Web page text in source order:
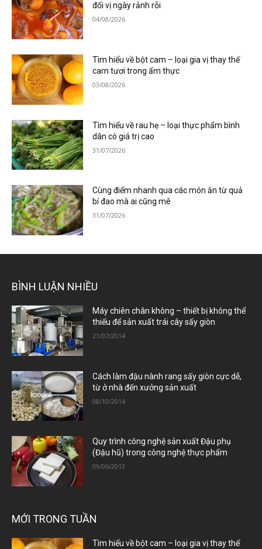
đổi vị ngày rảnh rỗi
04/08/2026
Tìm hiểu về bột cam – loại gia vị thay thế
cam tươi trong ẩm thực
03/08/2026
Tìm hiểu về rau hẹ – loại thực phẩm bình
dân có giá trị cao
31/07/2026
Cùng điểm nhanh qua các món ăn từ quả
bí đao mà ai cũng mê
31/07/2026
BÌNH LUẬN NHIỀU
Máy chiên chân không – thiết bị không thể
thiếu để sản xuất trái cây sấy giòn
21/07/2014
Cách làm đậu nành rang sấy giòn cực dễ,
từ ở nhà đến xưởng sản xuất
08/10/2014
Quy trình công nghệ sản xuất Đậu phụ
(Đậu hũ) trong công nghệ thực phẩm
09/06/2013
MỚI TRONG TUẦN
Tìm hiểu về bột cam – loại gia vị thay thế